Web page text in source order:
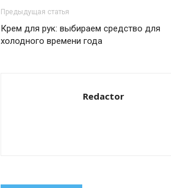
Предыдущая статья
Крем для рук: выбираем средство для
холодного времени года
Redactor